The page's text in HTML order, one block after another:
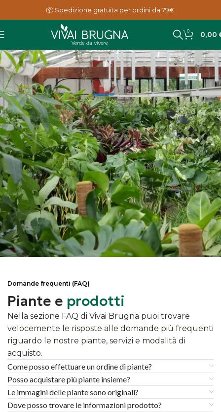
📦 Spedizione gratuita per ordini da 79€
0 0,00
FAQ
Home FAQ
Domande frequenti (FAQ)
Piante e prodotti
Nella sezione FAQ di Vivai Brugna puoi trovare
velocemente le risposte alle domande più frequenti
riguardo le nostre piante, servizi e modalità di
acquisto.
Come posso effettuare un ordine di piante?
Posso acquistare più piante insieme?
Le immagini delle piante sono originali?
Dove posso trovare le informazioni prodotto?